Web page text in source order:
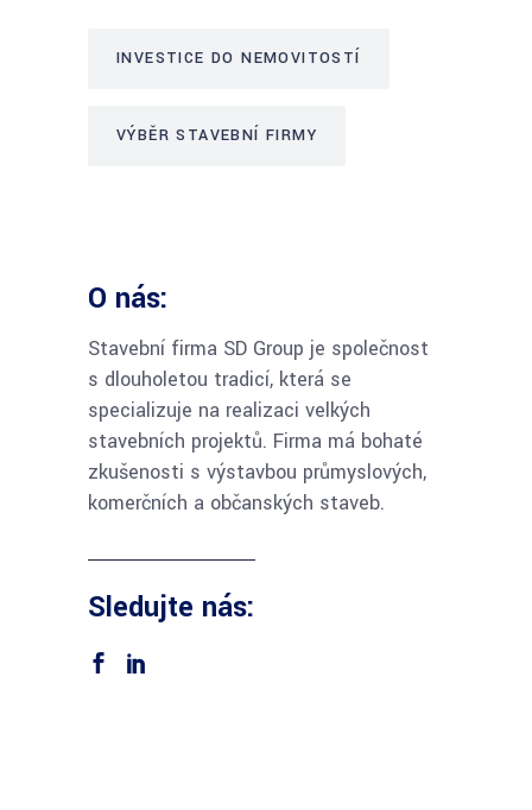
INVESTICE DO NEMOVITOSTÍ
VÝBĚR STAVEBNÍ FIRMY
O nás:
Stavební firma SD Group je společnost
s dlouholetou tradicí, která se
specializuje na realizaci velkých
stavebních projektů. Firma má bohaté
zkušenosti s výstavbou průmyslových,
komerčních a občanských staveb.
Sledujte nás: